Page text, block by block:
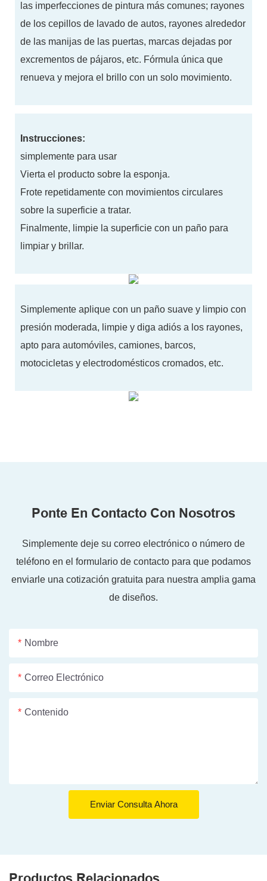
las imperfecciones de pintura más comunes; rayones
de los cepillos de lavado de autos, rayones alrededor
de las manijas de las puertas, marcas dejadas por
excrementos de pájaros, etc. Fórmula única que
renueva y mejora el brillo con un solo movimiento.
Simplemente aplique con un paño suave y limpio con
presión moderada, limpie y diga adiós a los rayones,
apto para automóviles, camiones, barcos,
motocicletas y electrodomésticos cromados, etc.
Instrucciones:
simplemente para usar
Vierta el producto sobre la esponja.
Frote repetidamente con movimientos circulares
sobre la superficie a tratar.
Finalmente, limpie la superficie con un paño para
limpiar y brillar.
Ponte En Contacto Con Nosotros
Simplemente deje su correo electrónico o número de
teléfono en el formulario de contacto para que podamos
enviarle una cotización gratuita para nuestra amplia gama
de diseños.
Nombre
Correo Electrónico
Contenido
Enviar Consulta Ahora